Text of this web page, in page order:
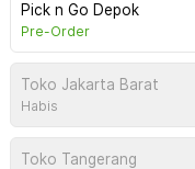
Pick n Go Depok
Pre-Order
Toko Jakarta Barat
Habis
Toko Tangerang